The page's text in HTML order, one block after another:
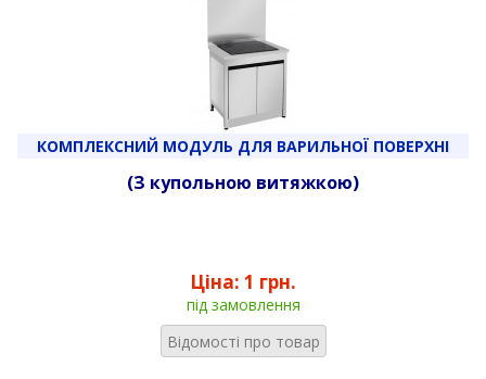
КОМПЛЕКСНИЙ МОДУЛЬ ДЛЯ ВАРИЛЬНОЇ ПОВЕРХНІ
(З купольною витяжкою)
Ціна: 1 грн.
під замовлення
Відомості про товар